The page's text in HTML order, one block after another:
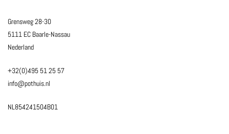
Grensweg 28-30
5111 EC Baarle-Nassau
Nederland
+32(0)495 51 25 57
info@pothuis.nl
NL854241504B01